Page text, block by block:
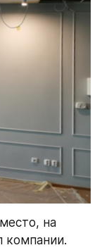
на
компании.